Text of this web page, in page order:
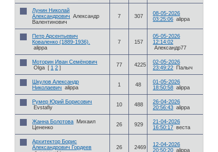
Лунин Николай
Александрович
Александр
Валентинович
7 307
08-05-2026
03:25:06 alippa
Петр Арсентьевич
Коваленко (1889-1936).
alippa
7 157
05-05-2026
12:14:02
Александр77
Моторин Иван Семёнович
Olga [ 1 2 ] 77 4225
02-05-2026
23:49:22 Палыч
Шкулов Александр
Николаевич
alippa 1 48
01-05-2026
18:50:58 alippa
Румер Юрий Борисович
Evstafiy
10 488
26-04-2026
20:56:43 alippa
Жанна Болотова Михаил
Цененко
26 929
21-04-2026
16:50:17 веста
Архитектор Борис
Александрович Гордеев
26 2469
12-04-2026
20:50:20 alippa